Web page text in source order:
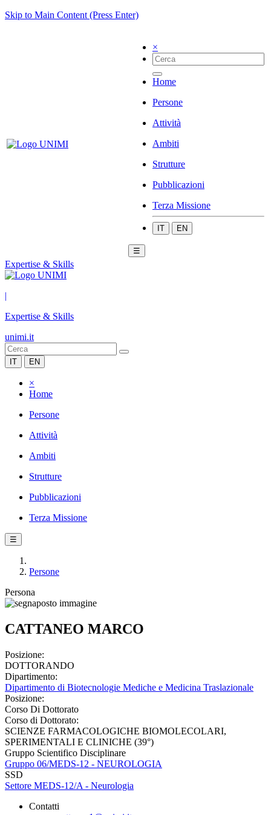
Skip to Main Content (Press Enter)
×
Home
Persone
Attività
Ambiti
Strutture
Pubblicazioni
Terza Missione
IT EN
☰
Expertise & Skills
|
Expertise & Skills
unimi.it
IT EN
×
Home
Persone
Attività
Ambiti
Strutture
Pubblicazioni
Terza Missione
☰
Persone
Persona
CATTANEO MARCO
Posizione:
DOTTORANDO
Dipartimento:
Dipartimento di Biotecnologie Mediche e Medicina Traslazionale
Posizione:
Corso Di Dottorato
Corso di Dottorato:
SCIENZE FARMACOLOGICHE BIOMOLECOLARI,
SPERIMENTALI E CLINICHE (39°)
Gruppo Scientifico Disciplinare
Gruppo 06/MEDS-12 - NEUROLOGIA
SSD
Settore MEDS-12/A - Neurologia
Contatti